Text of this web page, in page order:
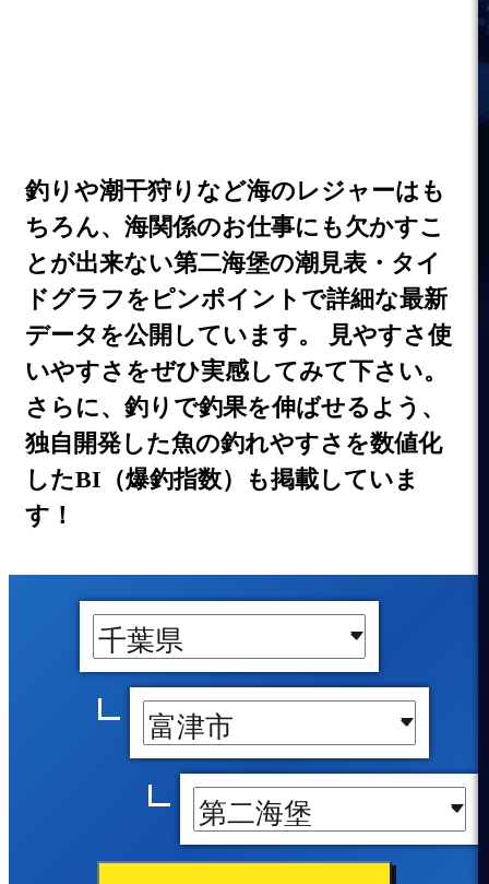
釣りや潮干狩りなど海のレジャーはも
ちろん、海関係のお仕事にも欠かすこ
とが出来ない第二海堡の潮見表・タイ
ドグラフをピンポイントで詳細な最新
データを公開しています。 見やすさ使
いやすさをぜひ実感してみて下さい。
さらに、釣りで釣果を伸ばせるよう、
独自開発した魚の釣れやすさを数値化
したBI（爆釣指数）も掲載していま
す！